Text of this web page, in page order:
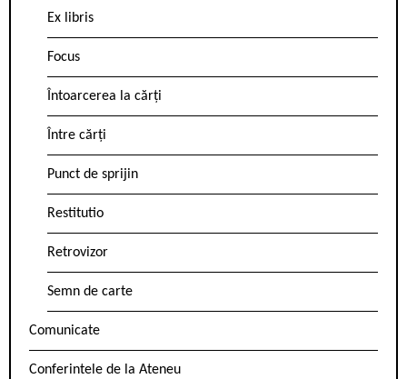
Ex libris
Focus
Întoarcerea la cărți
Între cărți
Punct de sprijin
Restitutio
Retrovizor
Semn de carte
Comunicate
Conferintele de la Ateneu